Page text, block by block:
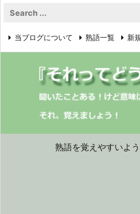
熟語を覚えやすいよ
当ブログについて 熟語一覧 新
プライバシーポリシー 